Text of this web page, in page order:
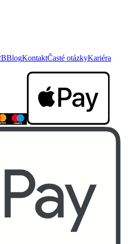
BlogKontaktČasté otázkyKariéra